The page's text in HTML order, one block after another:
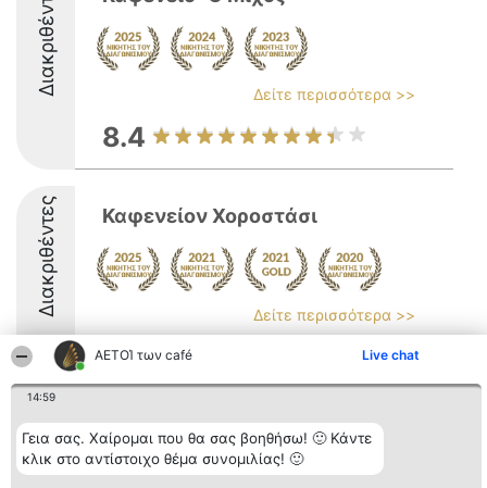
ΑΕΤΟΊ των café Live chat
14:59
Γεια σας. Χαίρομαι που θα σας βοηθήσω! 🙂 Κάντε
κλικ στο αντίστοιχο θέμα συνομιλίας! 🙂
Διακριθέντες Δείτε περισσότερα >>
8.4
Διακριθέντες Καφενείον Χοροστάσι
Δείτε περισσότερα >>
8.8
Διοργανωτής της
κατάταξης
BEAUTIFUL COMPANY
Κατάταξη
Διακριθέντες
Λίστα όλων
Επικοινωνία
Επικοινωνία